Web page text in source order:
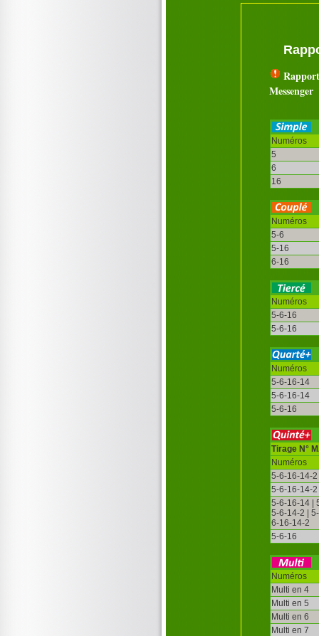
Messenger
Numéros
5
6
16
Numéros
5-6
5-16
6-16
Numéros
5-6-16
5-6-16
Numéros
5-6-16-14
5-6-16-14
5-6-16
Tirage N°
Numéros
5-6-16-14-2
5-6-16-14-2
5-6-16-14 |
5-6-14-2 |
6-16-14-2
5-6-16
Numéros
Multi en 4
Multi en 5
Multi en 6
Multi en 7